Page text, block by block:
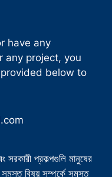
have any
any project, you
below to
প্রকল্পগুলি মানুষের
বিষয় সম্পর্কে সমস্ত